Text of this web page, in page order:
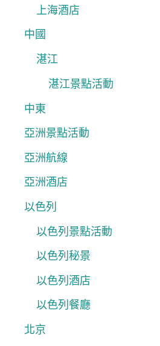
上海酒店
中國
湛江
湛江景點活動
中東
亞洲景點活動
亞洲航線
亞洲酒店
以色列
以色列景點活動
以色列秘景
以色列酒店
以色列餐廳
北京